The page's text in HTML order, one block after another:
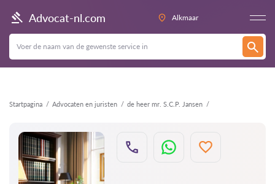
Advocat-nl.com Alkmaar
Startpagina Advocaten en juristen de heer mr. S.C.P. Jansen
Terug